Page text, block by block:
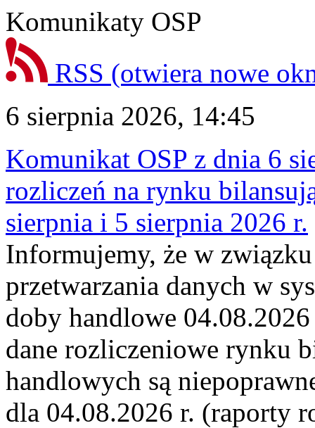
Komunikaty OSP
RSS (otwiera nowe
6 sierpnia 2026, 14:45
Komunikat OSP z dnia 6
rozliczeń na rynku
sierpnia i 5 sierpnia 2026 r.
Informujemy, że w
przetwarzania danych w
doby handlowe
dane rozliczeniowe rynku
handlowych są
dla 04.08.2026 r. (raporty